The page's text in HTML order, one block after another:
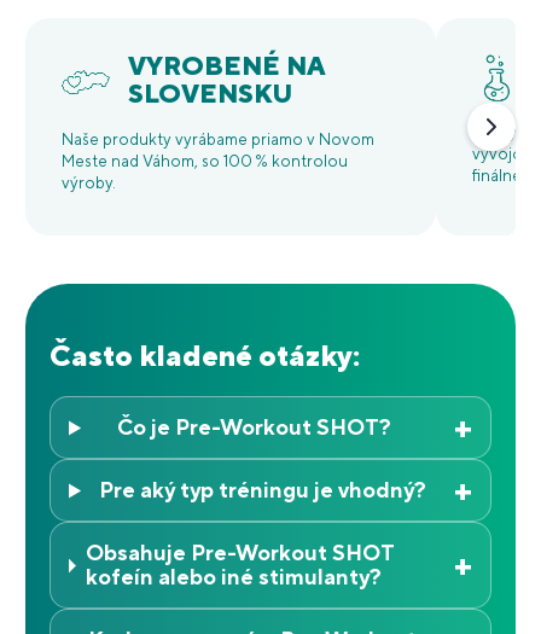
VYROBENÉ NA
SLOVENSKU
Naše produkty vyrábame priamo v Novom
Meste nad Váhom, so 100 % kontrolou
výroby.
Každý
finálne
Často kladené otázky:
Čo je Pre-Workout SHOT? +
Pre aký typ tréningu je vhodný? +
Obsahuje Pre-Workout SHOT
kofeín alebo iné stimulanty?
+